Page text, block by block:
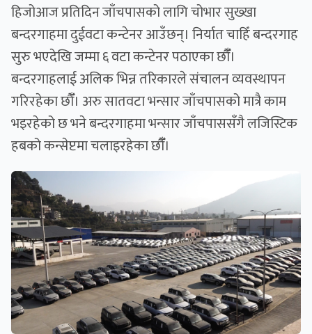
हिजोआज प्रतिदिन जाँचपासको लागि चोभार सुख्खा
बन्दरगाहमा दुईवटा कन्टेनर आउँछन्। निर्यात चाहिँ बन्दरगाह
सुरु भएदेखि जम्मा ६ वटा कन्टेनर पठाएका छौँँ।
बन्दरगाहलाई अलिक भिन्न तरिकारले संचालन व्यवस्थापन
गरिरहेका छौँँ। अरु सातवटा भन्सार जाँचपासको मात्रै काम
भइरहेको छ भने बन्दरगाहमा भन्सार जाँचपाससँगै लजिस्टिक
हबको कन्सेप्टमा चलाइरहेका छौँँ।